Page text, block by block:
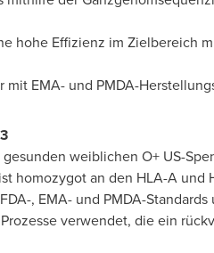
hohe Effizienz im Zielbereich
EMA- und PMDA-
weiblichen O+ US-
an den HLA-A und
, EMA- und PMDA-
verwendet, die ein